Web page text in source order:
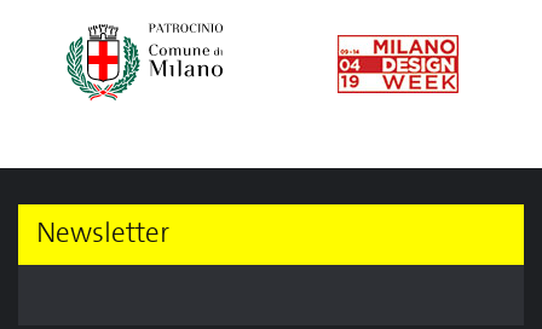
Newsletter